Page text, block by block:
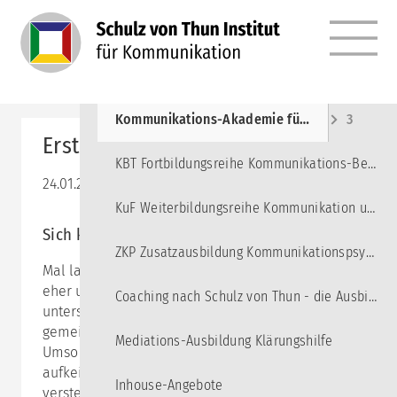
Erste Hilfe in Konflikten
24.01.2025 15:00–18:15
Sich konstruktiv auseinandersetzen
Mal laut, mal leise, mal ganz offensichtlich und mal
eher unterschwellig - Konflikte können ganz
unterschiedlich aussehen, doch eines haben sie alle
gemeinsam: sie passieren, ob wir wollen oder nicht.
Umso besser, wenn wir in der Lage sind,
aufkeimende Konflikte frühzeitig zu erkennen und zu
verstehen, was sie antreibt. Und wenn es uns dann
MENÜ
Kommunikations-Akademie für junge Erwachsene 3
KBT Fortbildungsreihe Kommunikations-Beratung und Training
KuF Weiterbildungsreihe Kommunikation und Führung
ZKP Zusatzausbildung Kommunikationspsychologie
Coaching nach Schulz von Thun - die Ausbildung
Mediations-Ausbildung Klärungshilfe
Inhouse-Angebote